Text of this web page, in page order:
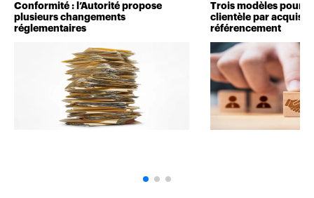
Conformité : l’Autorité propose
plusieurs changements
réglementaires
Trois modèles pour
clientèle par
référencement